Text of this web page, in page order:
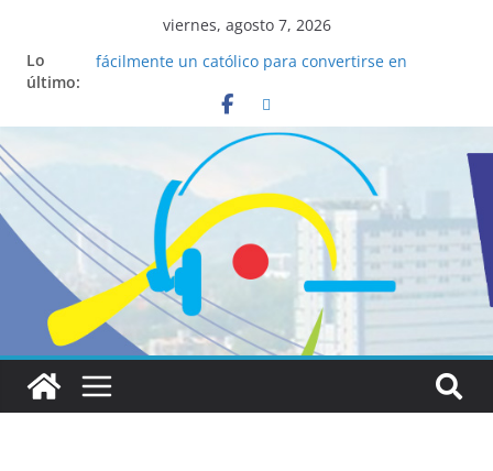
viernes, agosto 7, 2026
Lo
último:
La ciencia desvela los 5 secretos que tiene
fácilmente un católico para convertirse en
Pop Up Market atrae a cientos de visitantes y
dinamiza la economía local
Salud mental a la mesa: la importancia de
hablarlo en familia
Lo que tienen en común la nueva Película Toy
Story 5 y el Papa León XIV
Realizadores de Vox Dei fortalecen su identidad
institucional y habilidades en comunicación
visual